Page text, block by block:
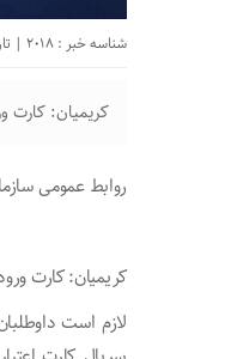
شناسه خبر : 2018 | تاریخ انتشار : 30 خرداد 1401 - 1:18 |
کریمیان: کارت ورود به جلسه
روابط عمومی
کریمیان: کارت ورود به جلسه آزمون